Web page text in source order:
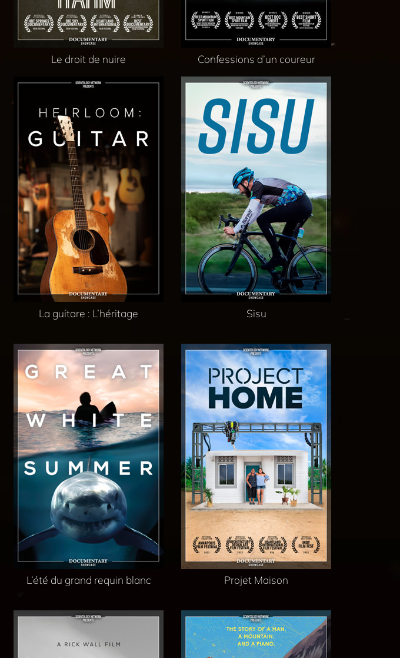
Le droit de nuire Confessions d’un coureur
La guitare : L’héritage Sisu
L’été du grand requin blanc Projet Maison